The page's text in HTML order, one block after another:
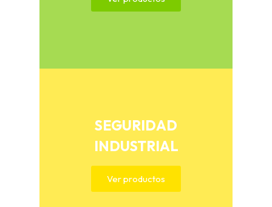
SEGURIDAD
INDUSTRIAL
Ver productos